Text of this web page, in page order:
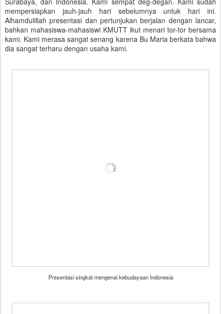
mempersiapkan jauh-jauh hari sebelumnya untuk hari ini.
Alhamdulillah presentasi dan pertunjukan berjalan dengan lancar,
bahkan mahasiswa-mahasiswi KMUTT ikut menari tor-tor bersama
kami. Kami merasa sangat senang karena Bu Maria berkata bahwa
dia sangat terharu dengan usaha kami.
Presentasi singkat mengenai kebudayaan Indonesia